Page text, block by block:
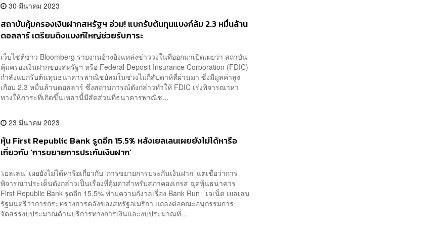
30 มีนาคม 2023
สถาบันคุ้มครองเงินฝากสหรัฐฯ อ่วม! แบกรับต้นทุนแบงก์ล้ม 2.3 หมื่นล้าน
ดอลลาร์ เตรียมดึงแบงก์ใหญ่ช่วยรับภาระ
เว็บไซต์ข่าว Bloomberg รายงานอ้างอิงแหล่งข่าววงในที่ออกมาเปิดเผยว่า สถาบัน
คุ้มครองเงินฝากของสหรัฐฯ หรือ Federal Deposit Insurance Corporation (FDIC)
กำลังแบกรับต้นทุนธนาคารพาณิชย์ล่มในช่วงไม่กี่สัปดาห์ที่ผ่านมา ซึ่งมีมูลค่าสูง
เกือบ 2.3 หมื่นล้านดอลลาร์ ซึ่งสถานการณ์ดังกล่าวทำให้ FDIC เร่งพิจารณาหา
ทางให้ภาระที่เกิดขึ้นเหล่านี้มีสัดส่วนที่ธนาคารพาณิช...
23 มีนาคม 2023
หุ้น First Republic Bank รูดอีก 15.5% หลังเยลเลนเผยยังไม่ได้หารือ
เกี่ยวกับ ‘การขยายการประกันเงินฝาก’
‘เยลเลน’ เผยยังไม่ได้หารือเกี่ยวกับ ‘การขยายการประกันเงินฝาก’ แต่เชื่อว่าการ
พิจารณาประเด็นดังกล่าวเป็นเรื่องที่คุ้มค่าสำหรับสภาคองเกรส ฉุดหุ้นธนาคาร
First Republic Bank รูดอีก 15.5% ท่ามความกังวลเรื่อง Bank Run เจเน็ต เยลเลน
รัฐมนตรีว่าการกระทรวงการคลังของสหรัฐอเมริกา แถลงต่อคณะอนุกรรมการ
จัดสรรงบประมาณด้านบริการทางการเงินและงบประมาณทั่...